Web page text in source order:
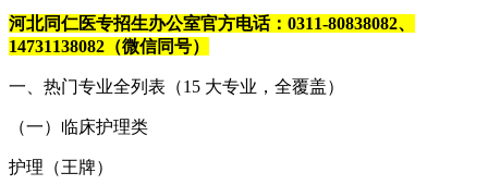
河北同仁医专招生办公室官方电话：0311-80838082、
14731138082（微信同号）
一、热门专业全列表（15 大专业，全覆盖）
（一）临床护理类
护理（王牌）